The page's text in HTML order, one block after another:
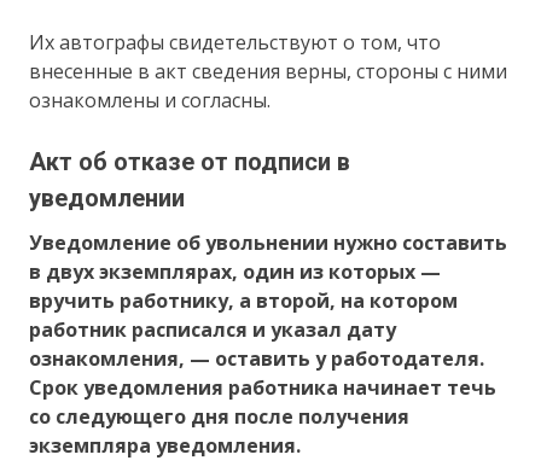
Их автографы свидетельствуют о том, что
внесенные в акт сведения верны, стороны с ними
ознакомлены и согласны.
Акт об отказе от подписи в
уведомлении
Уведомление об увольнении нужно составить
в двух экземплярах, один из которых —
вручить работнику, а второй, на котором
работник расписался и указал дату
ознакомления, — оставить у работодателя.
Срок уведомления работника начинает течь
со следующего дня после получения
экземпляра уведомления.